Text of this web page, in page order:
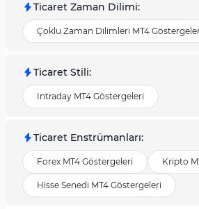
Ticaret Zaman Dilimi:
Çoklu Zaman Dilimleri MT4
Ticaret Stili:
Intraday MT4 Göstergeleri
Ticaret Enstrümanları:
Forex MT4 Göstergeleri Kripto
Hisse Senedi MT4 Göstergeleri